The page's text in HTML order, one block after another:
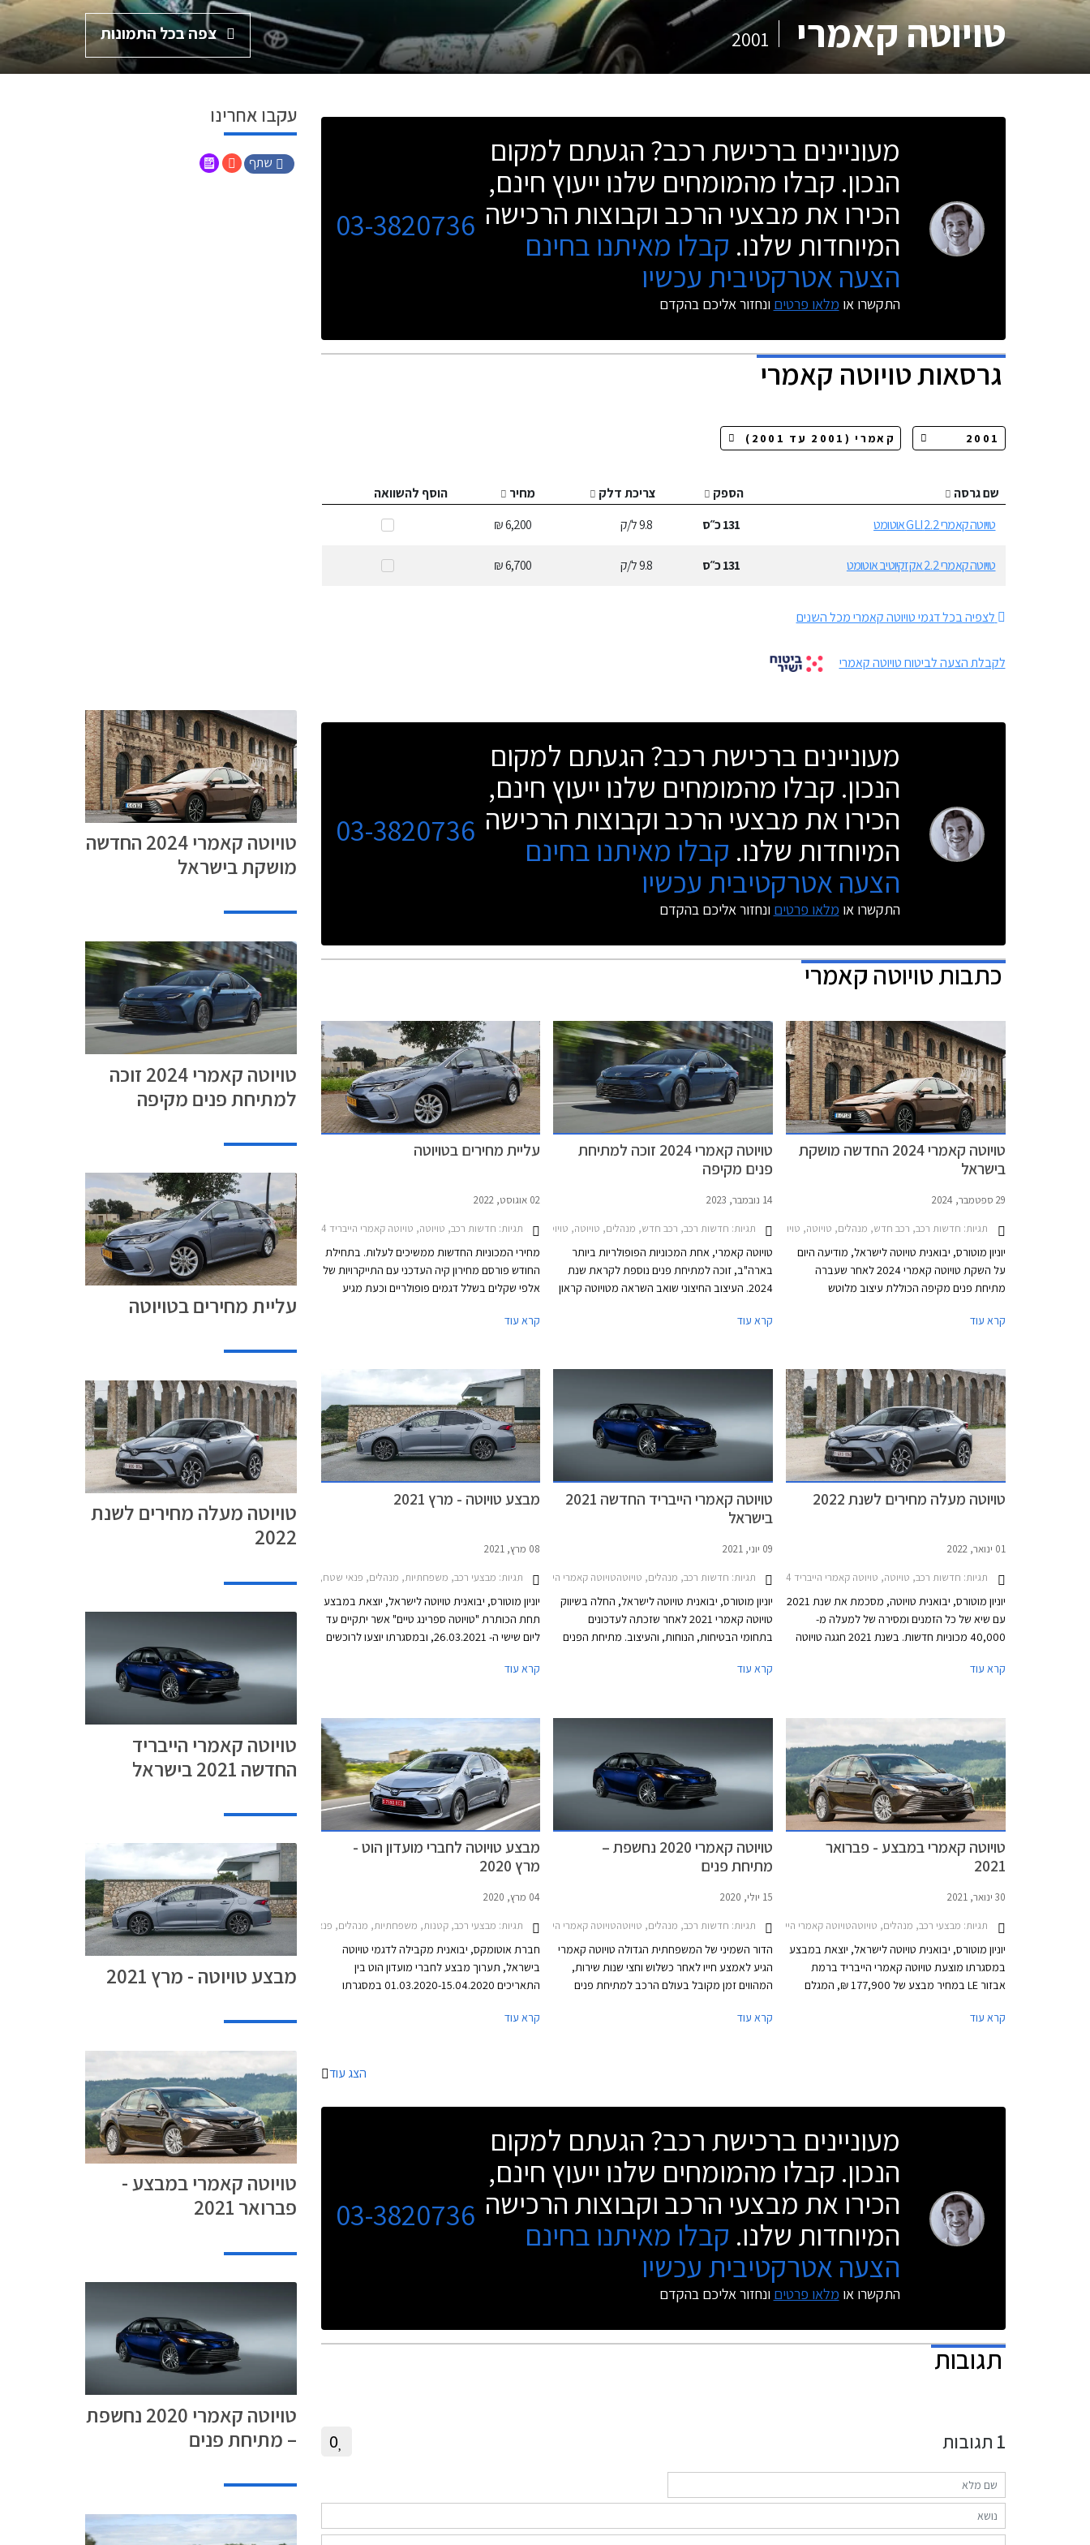
טויוטה קאמרי 2001 צפה בכל התמונות
מעוניינים ברכישת רכב? הגעתם למקום
הנכון. קבלו מהמומחים שלנו ייעוץ חינם,
הכירו את מבצעי הרכב וקבוצות הרכישה
המיוחדות שלנו. קבלו מאיתנו בחינם
הצעה אטרקטיבית עכשיו
התקשרו או מלאו פרטים ונחזור אליכם בהקדם
03-3820736
גרסאותטויוטה קאמרי
שם גרסה הספק צריכת דלק מחיר
הוסף להשוואה
טויוטה קאמרי 2.2 GLI אוטומט
131כ״ס 9.8ל/ק 6,200 ₪
טויוטה קאמרי 2.2 אקזקיוטיב אוטומט 131כ״ס 9.8ל/ק 6,700 ₪
לצפיה בכל דגמי טויוטה קאמרי מכל השנים
לקבלת הצעה לביטוח טויוטה קאמרי
עקבו אחרינו
שתף
מעוניינים ברכישת רכב? הגעתם למקום
הנכון. קבלו מהמומחים שלנו ייעוץ חינם,
הכירו את מבצעי הרכב וקבוצות הרכישה
המיוחדות שלנו. קבלו מאיתנו בחינם
הצעה אטרקטיבית עכשיו
התקשרו או מלאו פרטים ונחזור אליכם בהקדם
03-3820736
כתבותטויוטה קאמרי
טויוטה קאמרי 2024 החדשה מושקת
בישראל
29 ספטמבר, 2024
תגיות: חדשות רכב, רכב חדש, מנהלים, טויוטה, טויוטה קאמרי הייבריד 2021-2024, טויוטה קאמרי 2024-2026מחירון רכב
יוניון מוטורס, יבואנית טויוטה לישראל, מודיעה היום
על השקת טויוטה קאמרי 2024 לאחר שעברה
מתיחת פנים מקיפה הכוללת עיצוב מלוטש
משופרת ותוספת מערכות בטיחות אקטיביות
להתחרות בעיקר ביונדאי סונטה הייבריד אך גם
בשאר הדגמים בסגמנט רכבי המנהלים אשר אליו
הצטרפו לאחרונה מספר דגמים חשמליים במחירים
דומים. הרכב יוצג באולמות התצוגה החל מתאריך
15.10.2024.
קרא עוד
טויוטה קאמרי 2024 זוכה למתיחת
פנים מקיפה
14 נובמבר, 2023
תגיות: חדשות רכב, רכב חדש, מנהלים, טויוטה, טויוטה קאמרי הייבריד 2021-2024טויוטה קאמרי 2024-2026
טויוטה קאמרי, אחת המכוניות הפופולריות ביותר
בארה"ב, זוכה למתיחת פנים נוספת לקראת שנת
2024. העיצוב החיצוני שואב השראה מטויוטה קראון
הפנסים חדשים לחלוטין, ביניהם גריל דק, והפגוש
קרא עוד
עליית מחירים בטויוטה
02 אוגוסט, 2022
תגיות: חדשות רכב, טויוטה, טויוטה קאמרי הייבריד 2021-2024, טויוטה אייגו X 2022-2026, טויוטה יאריס קרוס 2021-2026, טויוטה קורולה סטיישן 2019-2023, טויוטה קורולה 2019-2023, טויוטה C-HR 2019-2023, טויוטה ראב 4 2019-2026, טויוטה פרואייס מדיום 2017-2024, טויוטה פרואייס ארוך 2017-2024, טויוטה היילקס קבינה כפולה 2020-2026, טויוטה סיטי 2020-2024טויוטה היילנדר 2021-2026
מחירי המכוניות החדשות ממשיכים לעלות. בתחילת
החודש פורסם מחירון קיה העדכני עם התייקרויות של
אלפי שקלים בשלל דגמים פופולריים וכעת מגיע
השנה פרסמה טויוטה מחירון עדכני עם התייקרויות
עיכובים בשרשרת האספקה חלו שינויים בתכניות
הייצור ביניהם הפחתת מכסות ייצור, מה שצפוי
להאריך עוד יותר את זמני ההמתנה לרכבים חדשים.
שיווקה של טויוטה יאריס הופסק לפני מספר חודשים
בעוד דגמים נוספים לא יסופקו ללקוחות עד לסוף
השנה.
קרא עוד
טויוטה מעלה מחירים לשנת 2022
01 ינואר, 2022
תגיות: חדשות רכב, טויוטה, טויוטה קאמרי הייבריד 2021-2024, טויוטה C-HR 2019-2023, טויוטה יאריס 2020-2026, טויוטה יאריס קרוס 2021-2026, טויוטה לנד קרוזר ארוך 2020-2024, טויוטה לנד קרוזר קצר 2020-2024, טויוטה ראב 4 2019-2026, טויוטה קורולה סטיישן 2019-2023טויוטה קורולה 2019-2023
יוניון מוטורס, יבואנית טויוטה, מסכמת את שנת 2021
עם שיא של כל הזמנים ומסירה של למעלה מ-
40,000 מכוניות חדשות. בשנת 2021 חגגה טויוטה
300,000 מאז הושק הדגם לראשונה בישראל.
קרא עוד
טויוטה קאמרי הייבריד החדשה 2021
בישראל
09 יוני, 2021
תגיות: חדשות רכב, מנהלים, טויוטהטויוטה קאמרי הייבריד 2018-2021
יוניון מוטורס, יבואנית טויוטה לישראל, החלה בשיווק
טויוטה קאמרי 2021 לאחר שזכתה לעדכונים
בתחומי הבטיחות, הנוחות, והעיצוב. מתיחת הפנים
קרא עוד
מבצע טויוטה - מרץ 2021
08 מרץ, 2021
תגיות: מבצעי רכב, משפחתיות, מנהלים, פנאי שטח, טויוטה, טויוטה קאמרי הייבריד 2018-2021, טויוטה לנד קרוזר קצר 2020-2024, טויוטה לנד קרוזר ארוך 2018-2020, טויוטה C-HR 2019-2023טויוטה קורולה 2019-2023
יוניון מוטורס, יבואנית טויוטה לישראל, יוצאת במבצע
תחת הכותרת "טויוטה ספרינג טיים" אשר יתקיים עד
ליום שישי ה- 26.03.2021, ובמסגרתו יוצעו לרוכשים
ברכישות רכב אונליין באתר טויוטה ישראל.
קרא עוד
טויוטה קאמרי במבצע - פברואר
2021
30 ינואר, 2021
תגיות: מבצעי רכב, מנהלים, טויוטהטויוטה קאמרי הייבריד 2018-2021
יוניון מוטורס, יבואנית טויוטה לישראל, יוצאת במבצע
במסגרתו מוצעת טויוטה קאמרי הייבריד ברמת
אבזור LE במחיר מבצע של 177,900 ₪, המגלם
לרוכשים במסגרת המבצע עסקת מימון הכוללת
קרא עוד
טויוטה קאמרי 2020 נחשפת –
מתיחת פנים
15 יולי, 2020
תגיות: חדשות רכב, מנהלים, טויוטהטויוטה קאמרי הייבריד 2018-2021
הדור השמיני של המשפחתית הגדולה טויוטה קאמרי
הגיע לאמצע חייו לאחר כשלוש וחצי שנות שירות,
המהווים זמן מקובל בעולם הרכב למתיחת פנים
קרא עוד
מבצע טויוטה לחברי מועדון הוט -
מרץ 2020
04 מרץ, 2020
תגיות: מבצעי רכב, קטנות, משפחתיות, מנהלים, פנאי שטח, טויוטה, טויוטה קאמרי הייבריד 2018-2021, טויוטה C-HR 2019-2023, טויוטה יאריס 2017-2020טויוטה קורולה 2019-2023
חברת אוטומקס, יבואנית מקבילה לדגמי טויוטה
בישראל, תערוך מבצע לחברי מועדון הוט בין
התאריכים 01.03.2020-15.04.2020 במסגרתו
קרא עוד
הצג עוד
מעוניינים ברכישת רכב? הגעתם למקום
הנכון. קבלו מהמומחים שלנו ייעוץ חינם,
הכירו את מבצעי הרכב וקבוצות הרכישה
המיוחדות שלנו. קבלו מאיתנו בחינם
הצעה אטרקטיבית עכשיו
התקשרו או מלאו פרטים ונחזור אליכם בהקדם
03-3820736
תגובות
1 תגובות 0
טויוטה קאמרי 2024 החדשה
מושקת בישראל
טויוטה קאמרי 2024 זוכה
למתיחת פנים מקיפה
עליית מחירים בטויוטה
טויוטה מעלה מחירים לשנת
2022
טויוטה קאמרי הייבריד
החדשה 2021 בישראל
מבצע טויוטה - מרץ 2021
טויוטה קאמרי במבצע -
פברואר 2021
טויוטה קאמרי 2020 נחשפת
– מתיחת פנים